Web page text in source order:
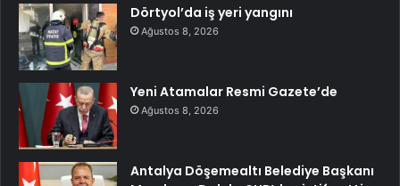
Dörtyol’da iş yeri yangını
Ağustos 8, 2026
Yeni Atamalar Resmi Gazete’de
Ağustos 8, 2026
Antalya Döşemealtı Belediye Başkanı